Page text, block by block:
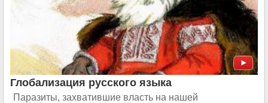
Глобализация русского языка
Паразиты, захватившие власть на нашей